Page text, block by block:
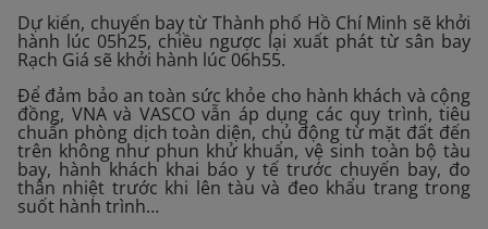
Dự kiến, chuyến bay từ Thành phố Hồ Chí Minh sẽ khởi
hành lúc 05h25, chiều ngược lại xuất phát từ sân bay
Rạch Giá sẽ khởi hành lúc 06h55.
Để đảm bảo an toàn sức khỏe cho hành khách và cộng
đồng, VNA và VASCO vẫn áp dụng các quy trình, tiêu
chuẩn phòng dịch toàn diện, chủ động từ mặt đất đến
trên không như phun khử khuẩn, vệ sinh toàn bộ tàu
bay, hành khách khai báo y tế trước chuyến bay, đo
thân nhiệt trước khi lên tàu và đeo khẩu trang trong
suốt hành trình…